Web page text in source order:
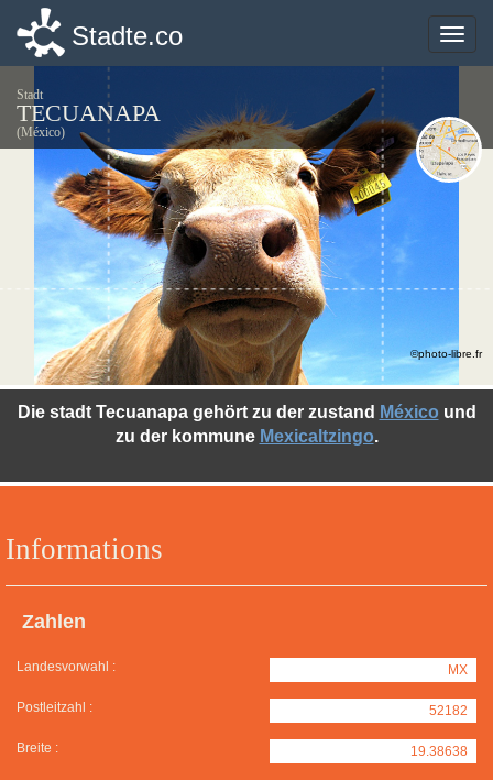
Toggle
Stadte.co
Stadt
TECUANAPA
(México)
Informations
Zahlen
Landesvorwahl : MX
Postleitzahl : 52182
Breite : 19.38638
Die stadt Tecuanapa gehört zu der zustand México und
zu der kommune Mexicaltzingo.
©photo-libre.fr
Toggle
Stadte.co